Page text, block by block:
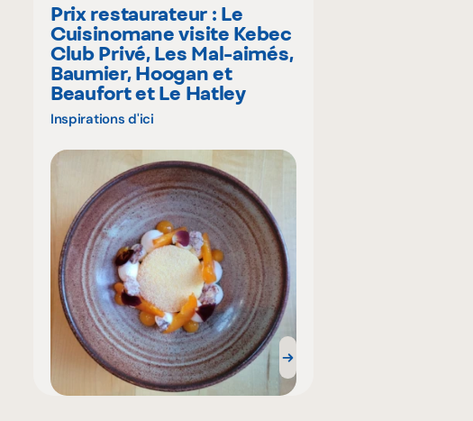
Prix restaurateur : Le
Cuisinomane visite Kebec
Club Privé, Les Mal-aimés,
Baumier, Hoogan et
Beaufort et Le Hatley
Inspirations d'ici